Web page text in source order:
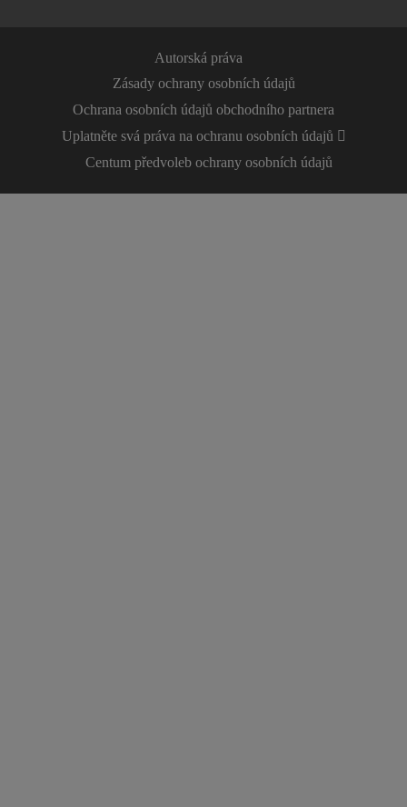
Autorská práva
Zásady ochrany osobních údajů
Ochrana osobních údajů obchodního partnera
Uplatněte svá práva na ochranu osobních údajů
Centum předvoleb ochrany osobních údajů